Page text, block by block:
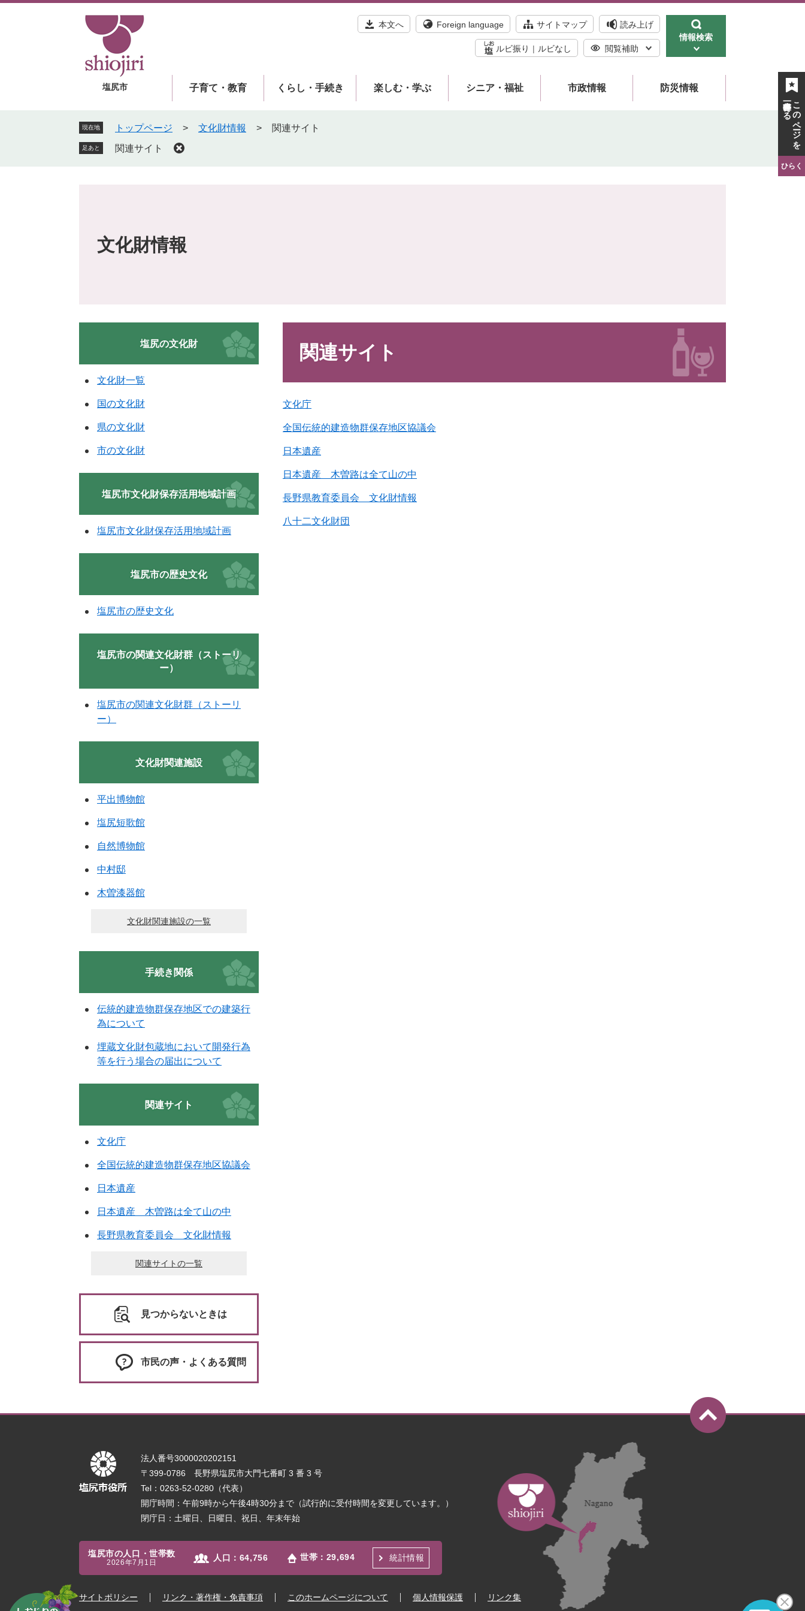
塩尻市
本文へ Foreign language サイトマップ 読み上げ
ルビ振り ルビなし 閲覧補助
情報検索
子育て・教育 くらし・手続き 楽しむ・学ぶ シニア・福祉 市政情報 防災情報
現在地 トップページ > 文化財情報 > 関連サイト
足あと 関連サイト
文化財情報
関連サイト
文化庁
全国伝統的建造物群保存地区協議会
日本遺産
日本遺産 木曽路は全て山の中
長野県教育委員会 文化財情報
八十二文化財団
塩尻の文化財
文化財一覧
国の文化財
県の文化財
市の文化財
塩尻市文化財保存活用地域計画
塩尻市文化財保存活用地域計画
塩尻市の歴史文化
塩尻市の歴史文化
塩尻市の関連文化財群（ストーリ
ー）
塩尻市の関連文化財群（ストーリ
ー）
文化財関連施設
平出博物館
塩尻短歌館
自然博物館
中村邸
木曽漆器館
文化財関連施設の一覧
手続き関係
伝統的建造物群保存地区での建築行
為について
埋蔵文化財包蔵地において開発行為
等を行う場合の届出について
関連サイト
文化庁
全国伝統的建造物群保存地区協議会
日本遺産
日本遺産 木曽路は全て山の中
長野県教育委員会 文化財情報
関連サイトの一覧
見つからないときは
市民の声・よくある質問
法人番号3000020202151
〒399-0786 長野県塩尻市大門七番町 3 番 3 号
Tel：0263-52-0280（代表）
開庁時間：午前9時から午後4時30分まで（試行的に受付時間を変更しています。）
閉庁日：土曜日、日曜日、祝日、年末年始
塩尻市の人口・世帯数
2026年7月1日 人口： 64,756 世帯： 29,694 統計情報
サイトポリシー リンク・著作権・免責事項 このホームページについて 個人情報保護 リンク集
このページを
一時保存する
ひらく